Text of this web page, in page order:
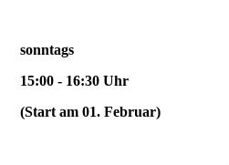
sonntags
15:00 - 16:30 Uhr
(Start am 01. Februar)